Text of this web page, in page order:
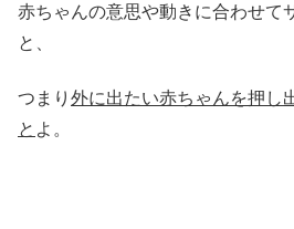
赤ちゃんの意思や動きに合わせて
と、
つまり 外に出たい赤ちゃんを押し
と よ。